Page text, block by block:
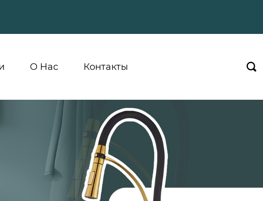
О Hас Контакты 